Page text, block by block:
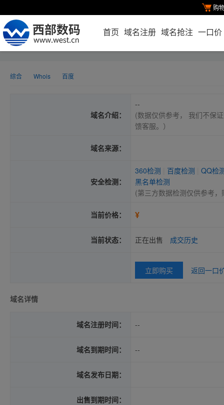
购
首页 域名注册 域名抢注 一口价
综合 Whois 百度
域名介绍：
--
(数据仅供参考， 我们不保
馈客服。）
域名来源：
安全检测：
360检测 百度检测
QQ检
黑名单检测
(第三方数据检测仅供参考
当前价格： ¥
当前状态： 正在出售 成交历史
立即购买 返回一口
域名详情
域名注册时间： --
域名到期时间： --
域名发布日期：
出售到期时间：